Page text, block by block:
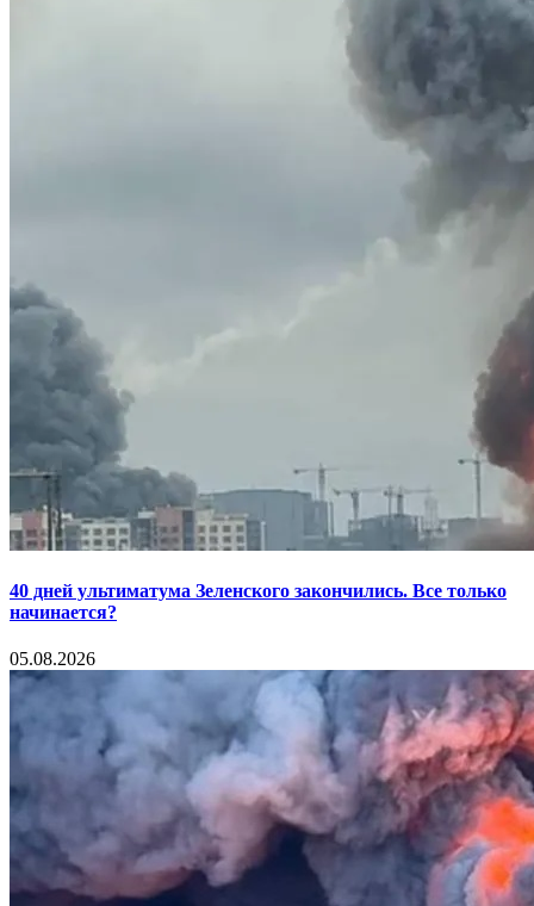
40 дней ультиматума Зеленского закончились. Все только
начинается?
05.08.2026